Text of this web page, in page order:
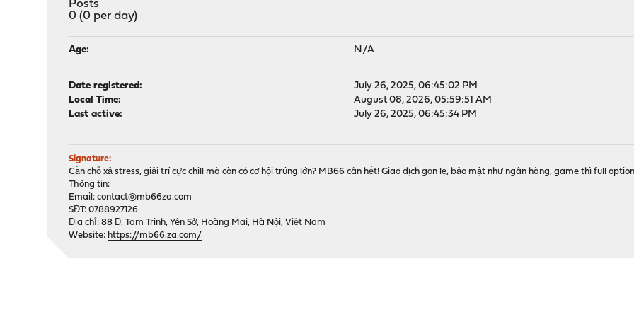
Posts
0 (0 per day)
Age: N/A
Date registered:
July 26, 2025, 06:45:02 PM
Local Time:
August 08, 2026, 05:59:51 AM
Last active:
July 26, 2025, 06:45:34 PM
Signature:
Cần chỗ xả stress, giải trí cực chill mà còn có cơ hội trúng lớn? MB66 cân hết! Giao dịch gọn lẹ, bảo mật như ngân hàng, game thì full
Thông tin:
Email:contact@mb66za.com
SĐT: 0788927126
Địa chỉ: 88 Đ. Tam Trinh, Yên Sở, Hoàng Mai, Hà Nội, Việt Nam
Website: https://mb66.za.com/